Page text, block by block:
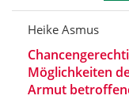
Heike Asmus
Möglichkeiten
Armut